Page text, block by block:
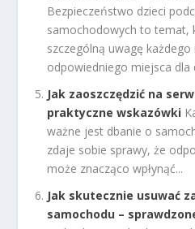
Bezpieczeństwo dzieci
samochodowych to temat,
szczególną uwagę
odpowiedniego miejsca dla
Jak zaoszczędzić na
praktyczne wskazówki
ważne jest dbanie o
zdaje sobie sprawy, że
może znacząco wpłynąć...
Jak skutecznie usuwać
samochodu –